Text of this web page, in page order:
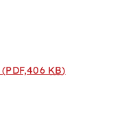
(PDF,406 KB)